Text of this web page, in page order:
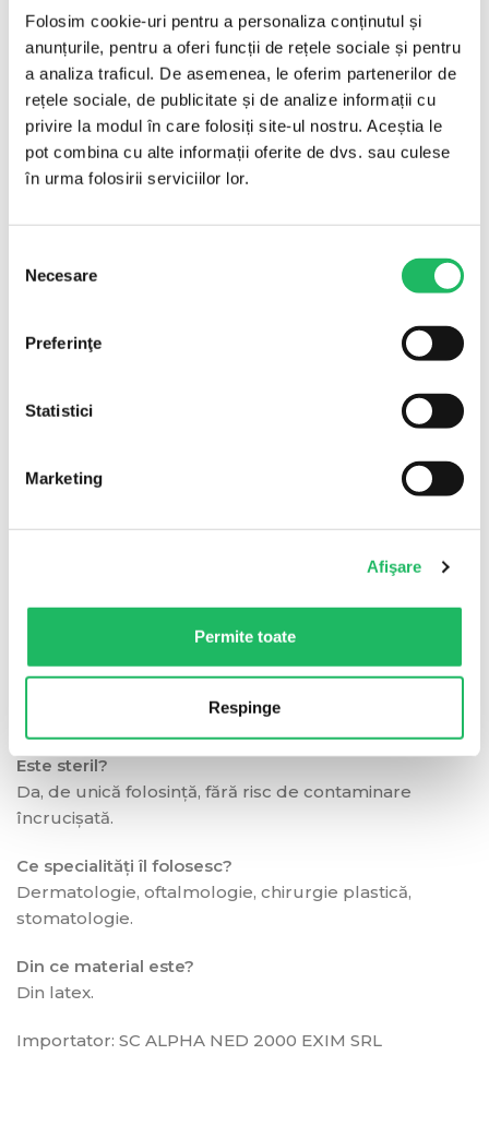
Folosim cookie-uri pentru a personaliza conținutul și
anunțurile, pentru a oferi funcții de rețele sociale și pentru
a analiza traficul. De asemenea, le oferim partenerilor de
rețele sociale, de publicitate și de analize informații cu
privire la modul în care folosiți site-ul nostru. Aceștia le
pot combina cu alte informații oferite de dvs. sau culese
în urma folosirii serviciilor lor.
consimțământului
Necesare
Preferinţe
Statistici
Marketing
Afişare
Permite toate
Respinge
ale țesuturilor moi. Designul steril, sigilat, elimină
riscul de contaminare încrucișată; utilizat în
dermatologie, oftalmologie, chirurgie plastică și
stomatologie.
Este un bisturiu electric chirurgical de inalta precizie,
utilizat pentru taierea și cauterizarea tesuturilor în
oferi siguranță și eficienta, acest dispozitiv este potrivit
intensiva și servicii de ambulanta.
Creionul electrochirurghical de unică folosință este
folosit pentru tăierea și coagularea țesuturilor moi și
cu un generator chirurgical de înaltă frecvență
Ambalare și livrare
Cantitate minimă de comandă: 20 buc. Produs pe
Întrebări frecvente
Pentru ce se folosește?
Este steril?
Da, de unică folosință, fără risc de contaminare
încrucișată.
Ce specialități îl folosesc?
Dermatologie, oftalmologie, chirurgie plastică,
stomatologie.
Din ce material este?
Din latex.
Importator: SC ALPHA NED 2000 EXIM SRL